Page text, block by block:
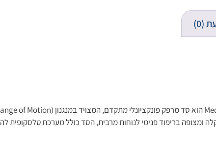
(0)
בריפוד פנימי לנוחות מרבית, הסד כולל מערכת טלסקופית